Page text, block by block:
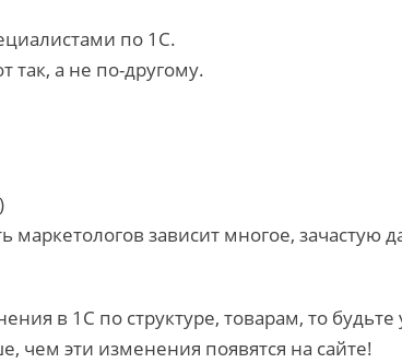
по 1С.
так, а не по-другому.
зависит многое, зачастую
в 1С по структуре, товарам, то
чем эти изменения появятся на сайте!